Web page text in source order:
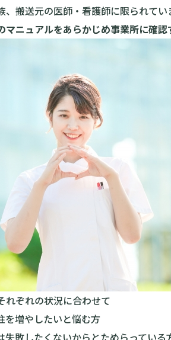
、搬送元の医師・看護師に限られてい
マニュアルをあらかじめ事業所に確認
れぞれの状況に合わせて
を増やしたいと悩む方
失敗したくないからとためらっている